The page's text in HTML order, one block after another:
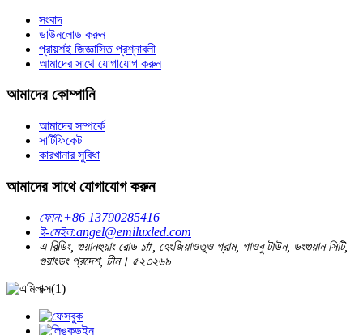
সংবাদ
ডাউনলোড করুন
প্রায়শই জিজ্ঞাসিত প্রশ্নাবলী
আমাদের সাথে যোগাযোগ করুন
আমাদের কোম্পানি
আমাদের সম্পর্কে
সার্টিফিকেট
কারখানার সুবিধা
আমাদের সাথে যোগাযোগ করুন
ফোন:+86 13790285416
ই-মেইল:angel@emiluxled.com
এ বিল্ডিং, গুয়ানহুয়াং রোড ১#, হেংজিয়াওতুও গ্রাম, গাওবু টাউন, ডংগুয়ান সিটি,
গুয়াংডং প্রদেশ, চীন। ৫২৩২৬৯